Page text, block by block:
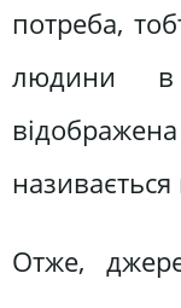
потреба,
людини в
Отже,